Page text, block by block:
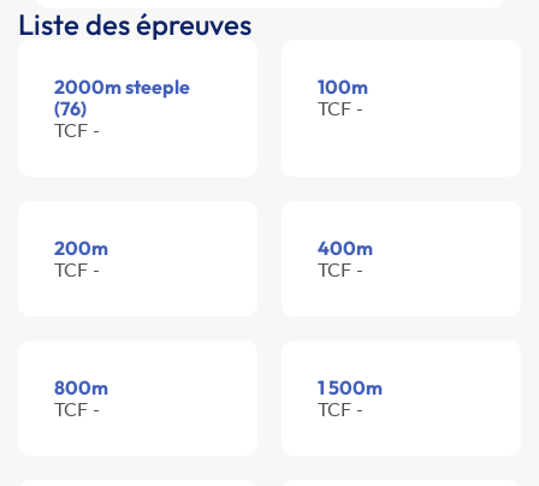
Liste des épreuves
2000m steeple
(76)
TCF -
100m
TCF -
200m
TCF -
400m
TCF -
800m
TCF -
1 500m
TCF -